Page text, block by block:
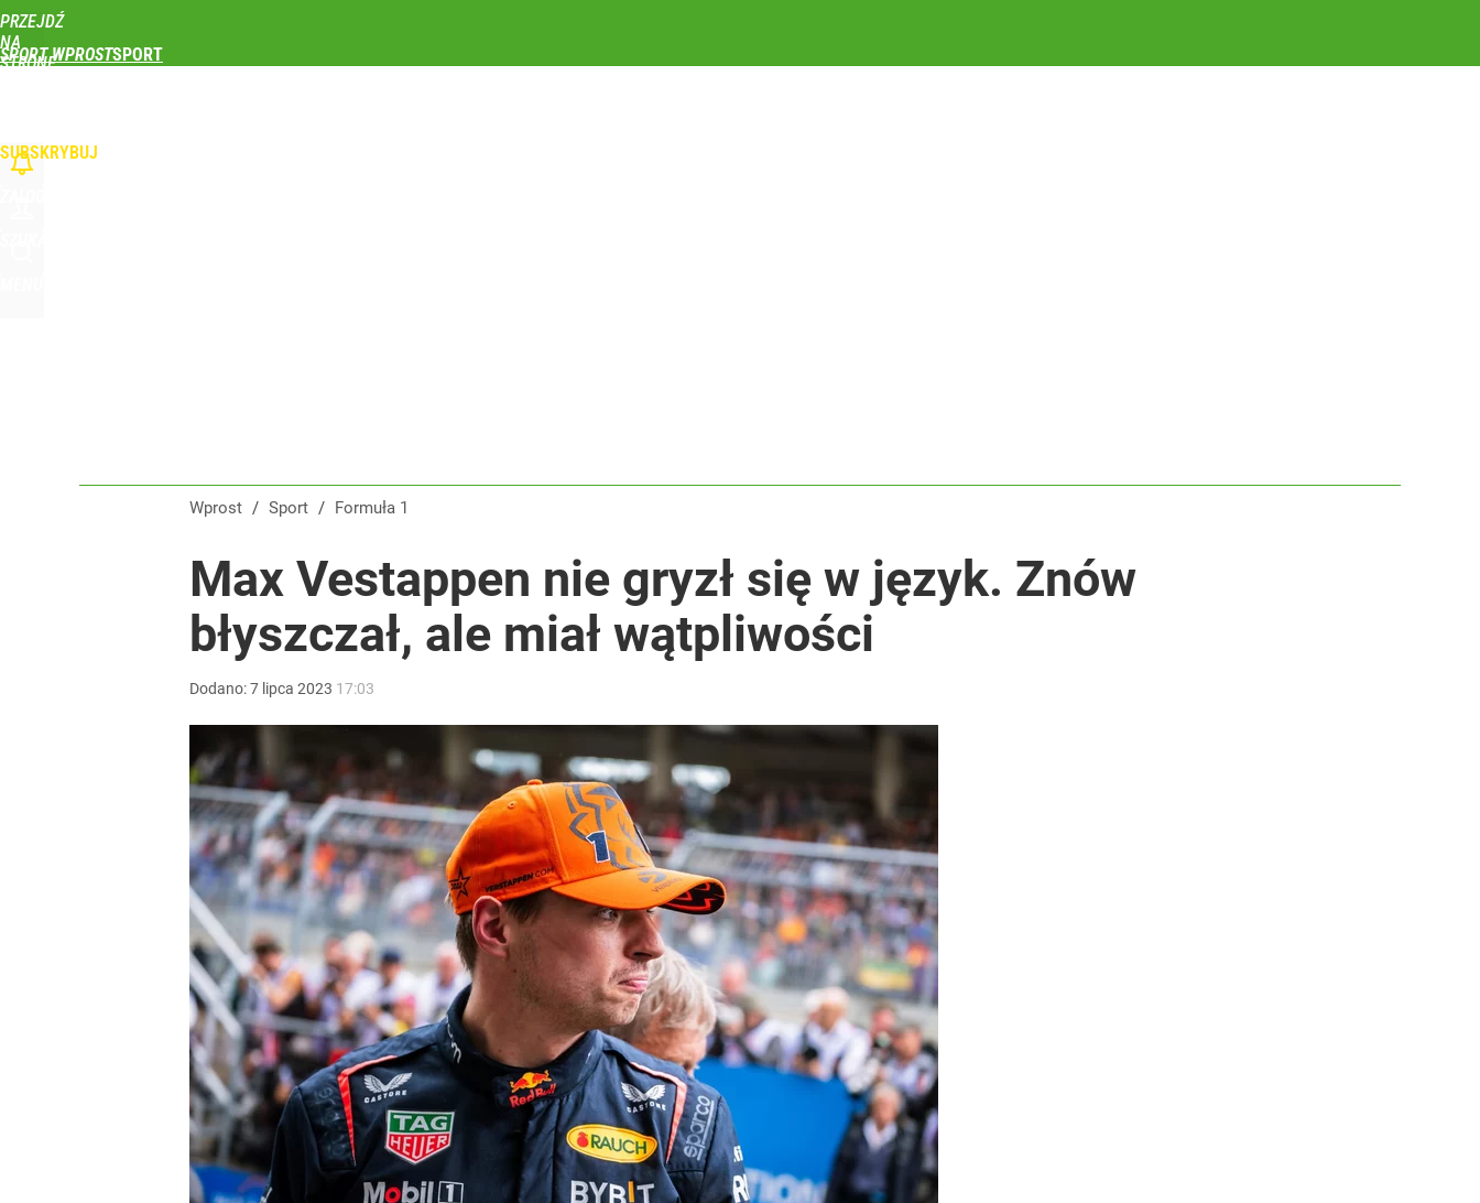
PRZEJDŹ
NA
STRONĘ
SPORT WPROST
SUBSKRYBUJ
Wprost / Sport / Formuła 1
Max Vestappen nie gryzł się w język. Znów
błyszczał, ale miał wątpliwości
Dodano:7 lipca 2023 17:03